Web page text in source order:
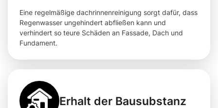
Eine regelmäßige dachrinnenreinigung sorgt dafür, dass
Regenwasser ungehindert abfließen kann und
verhindert so teure Schäden an Fassade, Dach und
Fundament.
Erhalt der Bausubstanz